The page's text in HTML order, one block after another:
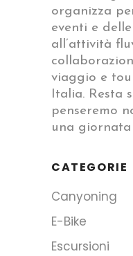
organizza
eventi e
all’attività
viaggio e
Italia. Resta
penseremo
una
CATEGORIE
Canyoning
E-Bike
Escursioni